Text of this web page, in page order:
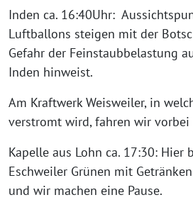
Inden ca. 16:40Uhr:
Luftballons steigen mit der
Gefahr der Feinstaubbelastung
Inden hinweist.
Am Kraftwerk Weisweiler, in
verstromt wird, fahren wir
Kapelle aus Lohn ca. 17:30: Hier
Eschweiler Grünen mit
und wir machen eine Pause.